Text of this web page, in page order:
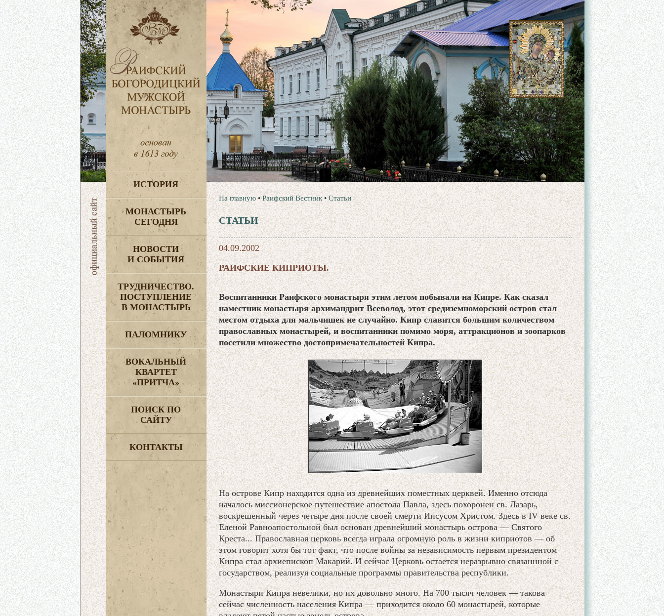
ИСТОРИЯ
МОНАСТЫРЬ
СЕГОДНЯ
НОВОСТИ
И СОБЫТИЯ
ТРУДНИЧЕСТВО.
ПОСТУПЛЕНИЕ
В МОНАСТЫРЬ
ПАЛОМНИКУ
ВОКАЛЬНЫЙ
КВАРТЕТ
«ПРИТЧА»
ПОИСК ПО
САЙТУ
КОНТАКТЫ
На главную •Раифский Вестник •Статьи
СТАТЬИ
04.09.2002
РАИФСКИЕ КИПРИОТЫ.
Воспитанники Раифского монастыря этим летом побывали на Кипре. Как сказал
наместник монастыря архимандрит Всеволод, этот средиземноморский остров стал
местом отдыха для мальчишек не случайно. Кипр cлавится большим количеством
православных монастырей, и воспитанники помимо моря, аттракционов и зоопарков
посетили множество достопримечательностей Кипра.
На острове Кипр находится одна из древнейших поместных церквей. Именно отсюда
началось миссионерское путешествие апостола Павла, здесь похоронен св. Лазарь,
воскрешенный через четыре дня после своей смерти Иисусом Христом. Здесь в IV веке св.
Еленой Равноапостольной был основан древнейший монастырь острова — Святого
Креста... Православная церковь всегда играла огромную роль в жизни киприотов — об
этом говорит хотя бы тот факт, что после войны за независимость первым президентом
Кипра стал архиепископ Макарий. И сейчас Церковь остается неразрывно связаннной с
государством, реализуя социальные программы правительства республики.
Монастыри Кипра невелики, но их довольно много. На 700 тысяч человек — такова
сейчас численность населения Кипра — приходится около 60 монастырей, которые